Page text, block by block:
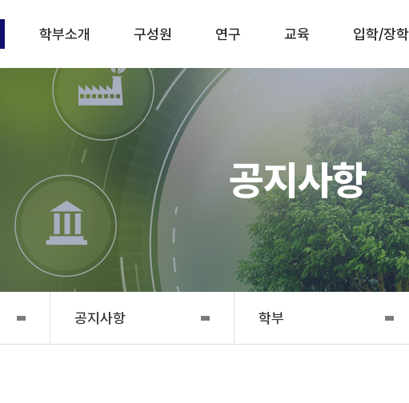
학부소개 구성원 연구 교육 입학/장학
공지사항
공지사항 학부